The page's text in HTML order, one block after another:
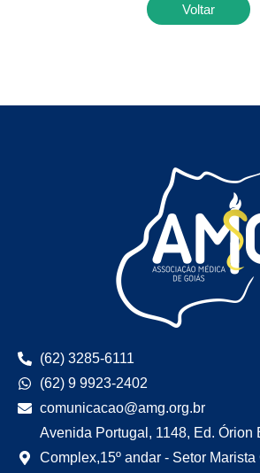
Voltar
(62) 3285-6111
(62) 9 9923-2402
comunicacao@amg.org.br
Avenida Portugal, 1148, Ed. Órion
Complex,15º andar - Setor Marista